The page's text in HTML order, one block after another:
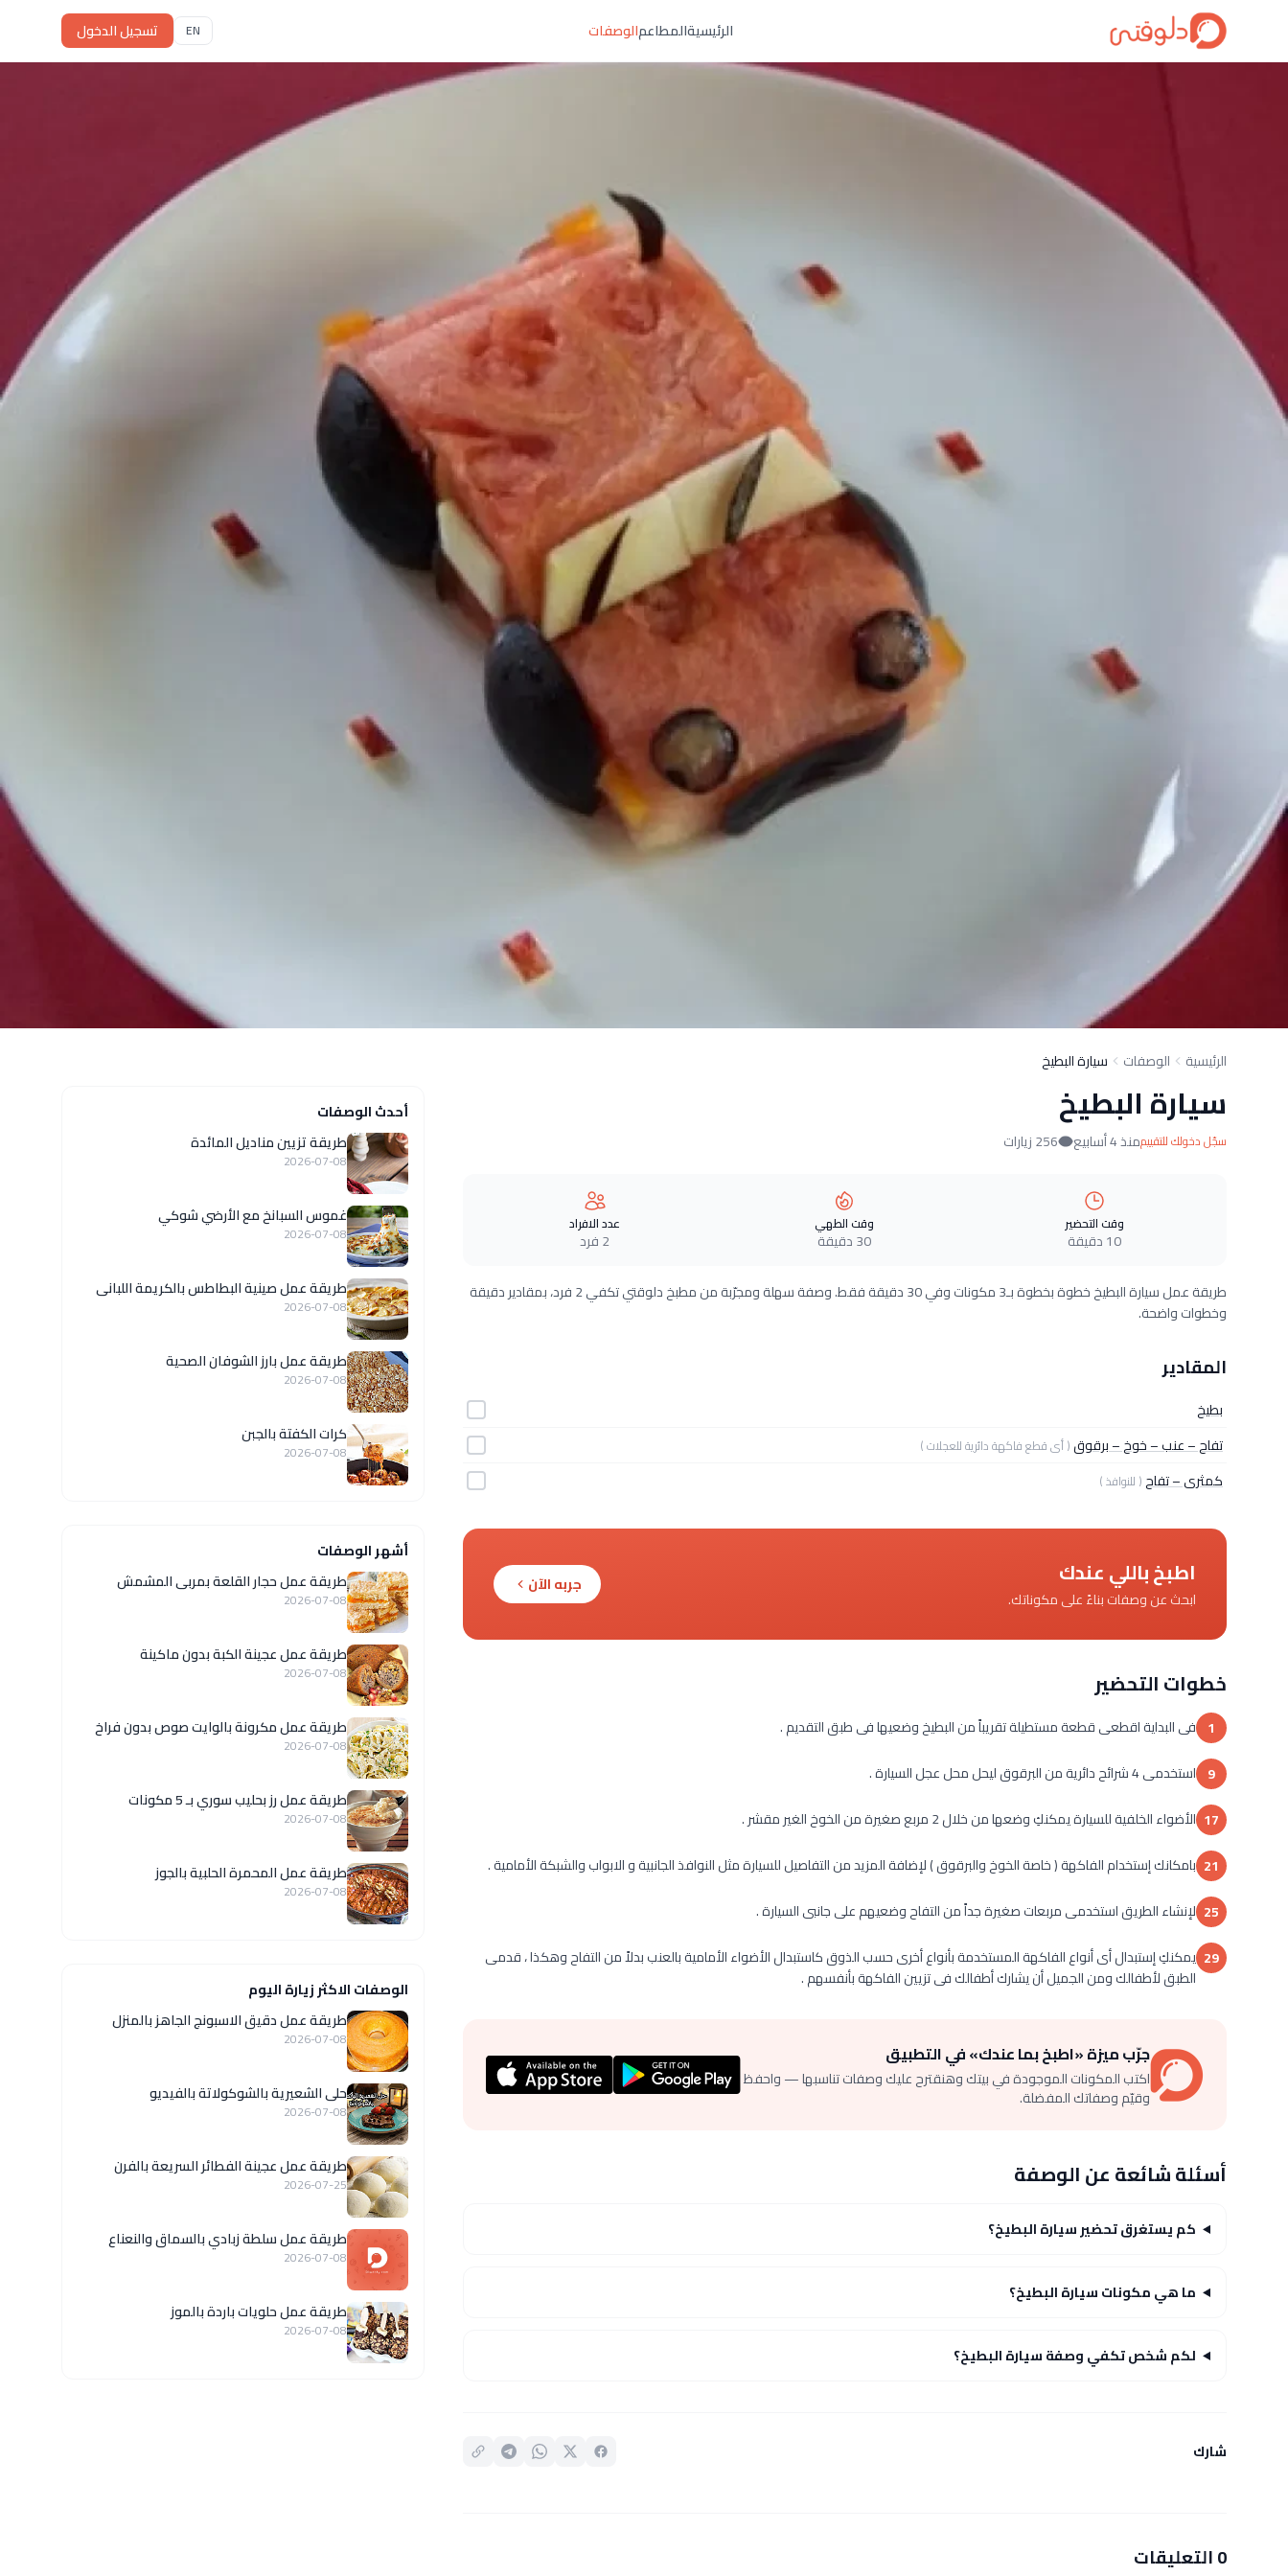
الرئيسيةالمطاعمالوصفات EN تسجيل الدخول
الرئيسية الوصفات سيارة البطيخ
سيارة البطيخ
سجّل دخولك للتقييممنذ 4 أسابيع 256 زيارات
وقت التحضير
10 دقيقة
وقت الطهي
30 دقيقة
عدد الافراد
2 فرد
طريقة عمل سيارة البطيخ خطوة بخطوة بـ3 مكونات وفي 30 دقيقة فقط. وصفة سهلة ومجرّبة من مطبخ دلوقتي تكفي 2 فرد، بمقادير دقيقة
وخطوات واضحة.
المقادير
بطيخ
تفاح – عنب – خوخ – برقوق( أى قطع فاكهة دائرية للعجلات )
كمثرى – تفاح( للنوافذ )
اطبخ باللي عندك
ابحث عن وصفات بناءً على مكوناتك.
جربه الآن
خطوات التحضير
1 فى البداية اقطعى قطعة مستطيلة تقريباً من البطيخ وضعيها فى طبق التقديم .
9 استخدمى 4 شرائح دائرية من البرقوق ليحل محل عجل السيارة .
17 الأضواء الخلفية للسيارة يمكنكِ وضعها من خلال 2 مربع صغيرة من الخوخ الغير مقشر .
21 بامكانك إستخدام الفاكهة ( خاصة الخوخ والبرقوق ) لإضافة المزيد من التفاصيل للسيارة مثل النوافذ الجانبية و الابواب والشبكة الأمامية .
25 لإنشاء الطريق استخدمى مربعات صغيرة جداً من التفاح وضعيهم على جانبى السيارة .
29 يمكنكِ إستبدال أى أنواع الفاكهة المستخدمة بأنواع أخرى حسب الذوق كاستبدال الأضواء الأمامية بالعنب بدلاً من التفاح وهكذا ، قدمى
الطبق لأطفالك ومن الجميل أن يشارك أطفالك فى تزيين الفاكهة بأنفسهم .
جرّب ميزة «اطبخ بما عندك» في التطبيق
اكتب المكونات الموجودة في بيتك وهنقترح عليك وصفات تناسبها — واحفظ
وقيّم وصفاتك المفضلة.
أسئلة شائعة عن الوصفة
كم يستغرق تحضير سيارة البطيخ؟
ما هي مكونات سيارة البطيخ؟
لكم شخص تكفي وصفة سيارة البطيخ؟
شارك
0 التعليقات
أحدث الوصفات
طريقة تزيين مناديل المائدة
2026-07-08
غموس السبانخ مع الأرضي شوكي
2026-07-08
طريقة عمل صينية البطاطس بالكريمة اللبانى
2026-07-08
طريقة عمل بارز الشوفان الصحية
2026-07-08
كرات الكفتة بالجبن
2026-07-08
أشهر الوصفات
طريقة عمل حجار القلعة بمربى المشمش
2026-07-08
طريقة عمل عجينة الكبة بدون ماكينة
2026-07-08
طريقة عمل مكرونة بالوايت صوص بدون فراخ
2026-07-08
طريقة عمل رز بحليب سوري بـ 5 مكونات
2026-07-08
طريقة عمل المحمرة الحلبية بالجوز
2026-07-08
الوصفات الاكثر زيارة اليوم
طريقة عمل دقيق الاسبونج الجاهز بالمنزل
2026-07-08
حلى الشعيرية بالشوكولاتة بالفيديو
2026-07-08
طريقة عمل عجينة الفطائر السريعة بالفرن
2026-07-25
طريقة عمل سلطة زبادي بالسماق والنعناع
2026-07-08
طريقة عمل حلويات باردة بالموز
2026-07-08